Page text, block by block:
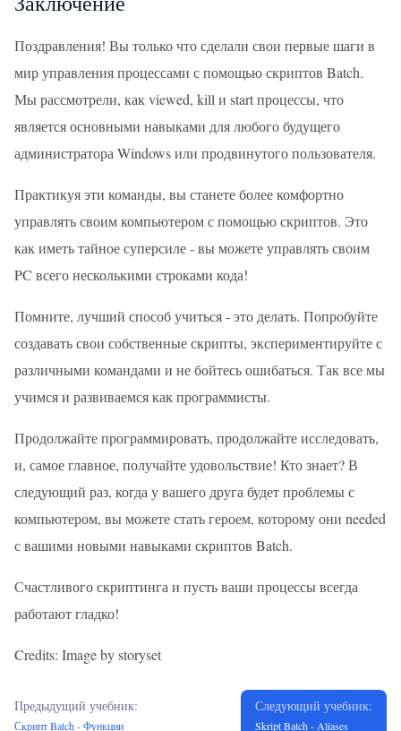
Поздравления! Вы только что сделали свои первые шаги в
мир управления процессами с помощью скриптов Batch.
Мы рассмотрели, как viewed, kill и start процессы, что
является основными навыками для любого будущего
администратора Windows или продвинутого пользователя.
Практикуя эти команды, вы станете более комфортно
управлять своим компьютером с помощью скриптов. Это
как иметь тайное суперсиле - вы можете управлять своим
PC всего несколькими строками кода!
Помните, лучший способ учиться - это делать. Попробуйте
создавать свои собственные скрипты, экспериментируйте с
различными командами и не бойтесь ошибаться. Так все мы
учимся и развиваемся как программисты.
Продолжайте программировать, продолжайте исследовать,
и, самое главное, получайте удовольствие! Кто знает? В
следующий раз, когда у вашего друга будет проблемы с
компьютером, вы можете стать героем, которому они needed
с вашими новыми навыками скриптов Batch.
Счастливого скриптинга и пусть ваши процессы всегда
работают гладко!
Credits: Image by storyset
Предыдущий учебник:
Скрипт Batch - Функции
Следующий учебник:
Skript Batch - Aliases